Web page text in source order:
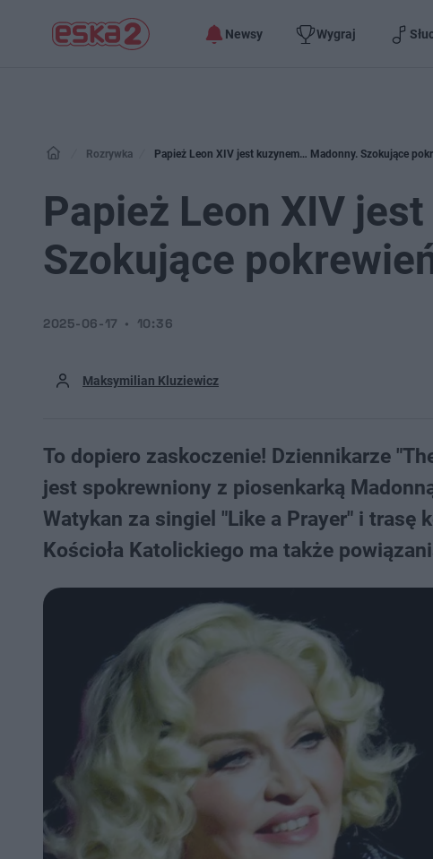
Newsy Wygraj
Rozrywka Papież Leon XIV jest kuzynem… Madonny. Szokujące
Papież Leon XIV
Szokujące
Maksymilian Kluziewicz
2025-06-17 10:36
To dopiero zaskoczenie! Dziennikarze
jest spokrewniony z piosenkarką
Watykan za singiel "Like a Prayer" i
Kościoła Katolickiego ma także